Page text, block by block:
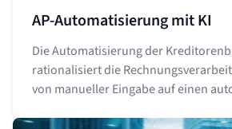
AP-Automatisierung mit KI
Die Automatisierung der
rationalisiert die
von manueller Eingabe auf einen